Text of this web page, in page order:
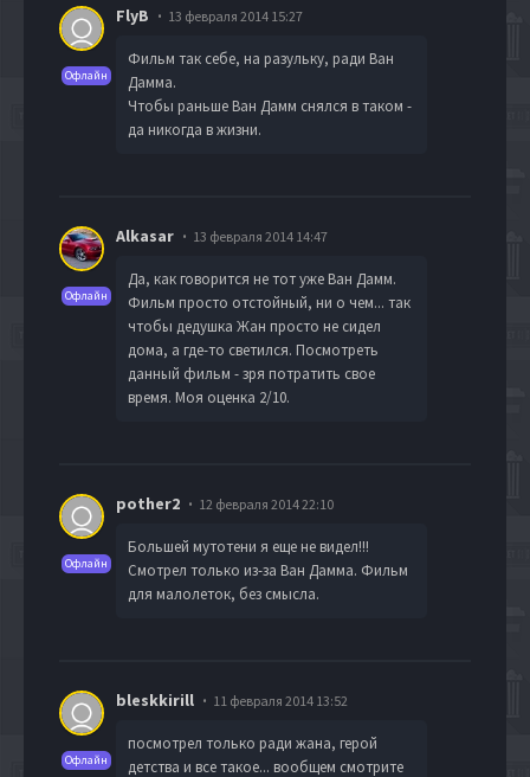
Офлайн
FlyB 13 февраля 2014 15:27
Фильм так себе, на разульку, ради Ван
Дамма.
Чтобы раньше Ван Дамм снялся в таком -
да никогда в жизни.
Офлайн
Alkasar 13 февраля 2014 14:47
Да, как говорится не тот уже Ван Дамм.
Фильм просто отстойный, ни о чем... так
чтобы дедушка Жан просто не сидел
дома, а где-то светился. Посмотреть
данный фильм - зря потратить свое
время. Моя оценка 2/10.
Офлайн
pother2 12 февраля 2014 22:10
Большей мутотени я еще не видел!!!
Смотрел только из-за Ван Дамма. Фильм
для малолеток, без смысла.
Офлайн
bleskkirill 11 февраля 2014 13:52
посмотрел только ради жана, герой
детства и все такое... вообщем смотрите